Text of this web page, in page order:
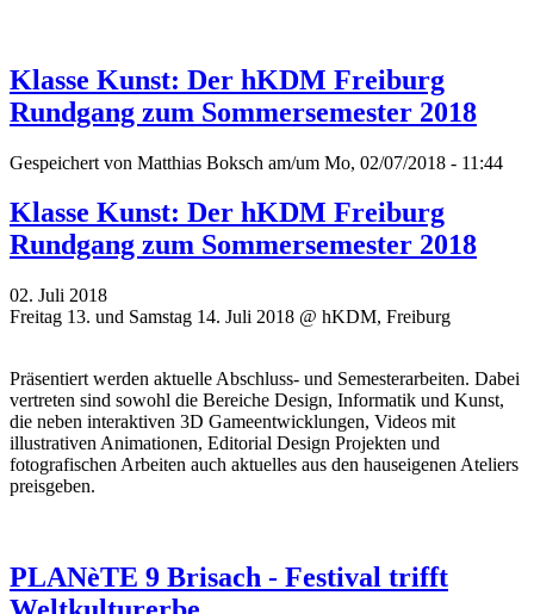
Klasse Kunst: Der hKDM Freiburg
Rundgang zum Sommersemester 2018
Gespeichert von Matthias Boksch am/um Mo, 02/07/2018 - 11:44
Klasse Kunst: Der hKDM Freiburg
Rundgang zum Sommersemester 2018
02. Juli 2018
Freitag 13. und Samstag 14. Juli 2018 @ hKDM, Freiburg
Präsentiert werden aktuelle Abschluss- und Semesterarbeiten. Dabei
vertreten sind sowohl die Bereiche Design, Informatik und Kunst,
die neben interaktiven 3D Gameentwicklungen, Videos mit
illustrativen Animationen, Editorial Design Projekten und
fotografischen Arbeiten auch aktuelles aus den hauseigenen Ateliers
preisgeben.
PLANèTE 9 Brisach - Festival trifft